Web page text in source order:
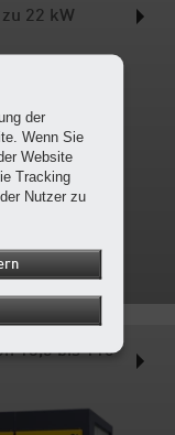
22 kW
18,5 bis 110
der
Wenn Sie
Website
Tracking
Nutzer zu